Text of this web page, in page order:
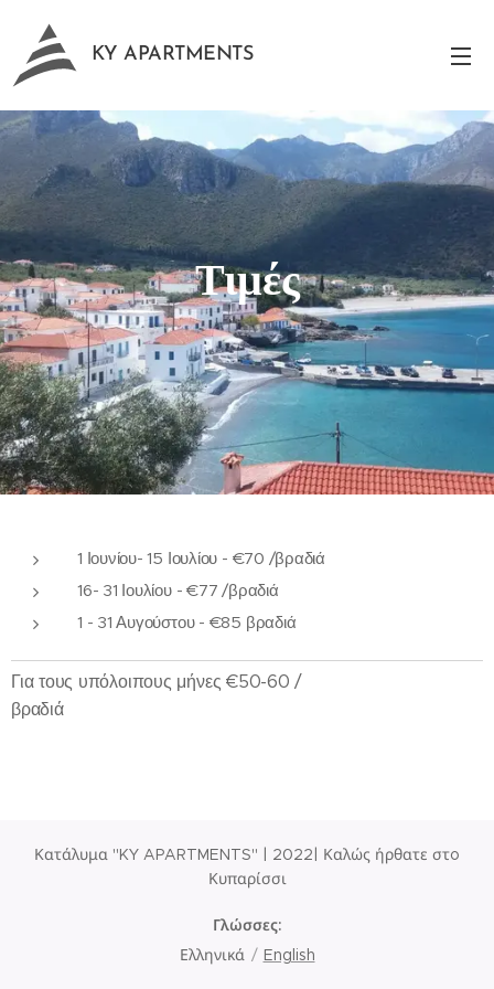
KY APARTMENTS
Τιμές
1 Ιουνίου- 15 Ιουλίου - €70 /βραδιά
16- 31 Ιουλίου - €77 /βραδιά
1 - 31 Αυγούστου - €85 βραδιά
Για τους υπόλοιπους μήνες €50-60 /
βραδιά
Κατάλυμα "KY APARTMENTS" | 2022| Καλώς ήρθατε στo
Κυπαρίσσι
Γλώσσες
Ελληνικά
English